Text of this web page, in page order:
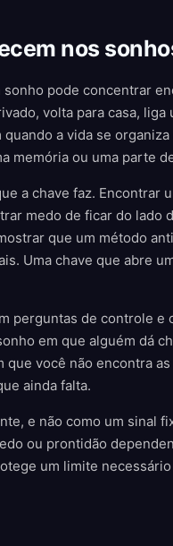
nos
sonho pode concentrar
volta para casa,
a vida se
memória ou uma parte
a chave faz. Encontrar
medo de ficar do
que um método
Uma chave que abre
perguntas de controle e
em que alguém dá
você não encontra
ainda falta.
e não como um sinal
ou prontidão
um limite